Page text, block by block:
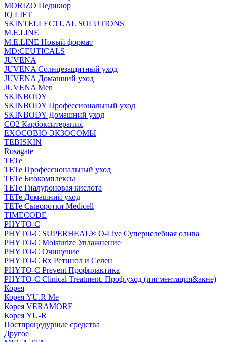
MORIZO Педикюр
IQ LIFT
SKINTELLECTUAL SOLUTIONS
M.E.LINE
M.E.LINE Новый формат
MD:CEUTICALS
JUVENA
JUVENA Солнцезащитный уход
JUVENA Домашний уход
JUVENA Men
SKINBODY
SKINBODY Профессиональный уход
SKINBODY Домашний уход
CO2 Карбокситерапия
EXOCOBIO ЭКЗОСОМЫ
TEBISKIN
Rosagate
TETe
TETe Профессиональный уход
TETe Биокомплексы
TETe Гиалуроновая кислота
TETe Домашний уход
TETe Сыворотки Medicell
TIMECODE
PHYTO-C
PHYTO-C SUPERHEAL® O-Live Суперцелебная олива
PHYTO-C Moisturize Увлажнение
PHYTO-C Очищение
PHYTO-C Rx Ретинол и Селен
PHYTO-C Prevent Профилактика
PHYTO-C Clinical Treatment. Проф.уход (пигментация&акне)
Корея
Корея YU.R Me
Корея VERAMORE
Корея YU-R
Постпроцедурные средства
Другое